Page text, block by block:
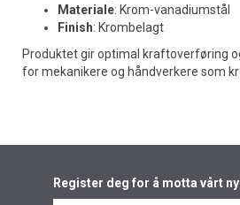
Materiale: Krom-vanadiumstål
Finish: Krombelagt
Produktet gir optimal kraftoverføring
for mekanikere og håndverkere som
Register deg for å motta vårt